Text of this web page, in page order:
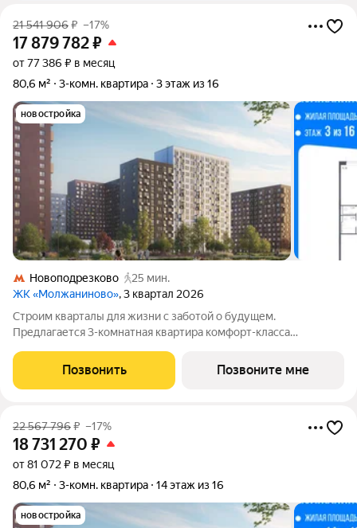
21 541 906₽ –17%
17 879 782₽
от 77 386 ₽ в месяц
80,6 м²
3-комн. квартира 3 этаж из 16
новостройка
Новоподрезково
25 мин.
ЖК «Молжаниново», 3 квартал 2026
Строим кварталы для жизни с заботой о будущем.
Предлагается 3-комнатная квартира комфорт-класса
этаже, в жилом комплексе "Молжаниново".Для тех, кто ценит
время, предлагаем сделать готовую отделку:
Позвонить Позвоните мне
22 567 796₽ –17%
18 731 270 ₽
от 81 072 ₽ в месяц
80,6 м²
3-комн. квартира 14 этаж из 16
новостройка